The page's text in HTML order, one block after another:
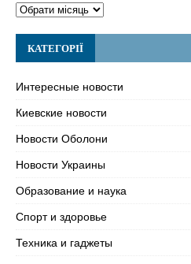
КАТЕГОРІЇ
Интересные новости
Киевские новости
Новости Оболони
Новости Украины
Образование и наука
Спорт и здоровье
Техника и гаджеты